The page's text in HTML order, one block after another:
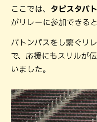
ここでは、 タピスタバ
がリレーに参加できる
バトンパスをし繋ぐリ
で、応援にもスリルが
いました。